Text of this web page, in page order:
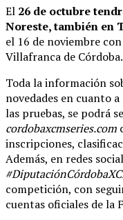
El 26 de octubre
Noreste, también en
el 16 de noviembre
Villafranca de Córdoba.
Toda la información
novedades en cuanto
las pruebas, se podrá
cordobaxcmseries.com
inscripciones,
Además, en redes
competición, con
cuentas oficiales de la